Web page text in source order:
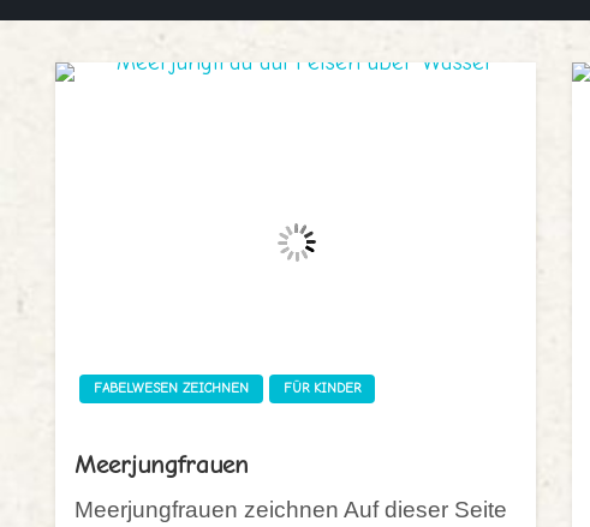
FABELWESEN ZEICHNEN FÜR KINDER
Meerjungfrauen
Meerjungfrauen zeichnen Auf dieser Seite